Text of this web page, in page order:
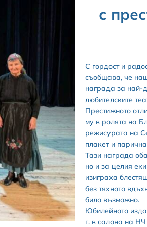
с
С гордост и
съобщава, че
награда за най-
любителските
Престижното
му в ролята на
режисурата на
плакет и
Тази награда
но и за целия
изиграха
без тяхното
било възможно.
Юбилейното
г. в салона на